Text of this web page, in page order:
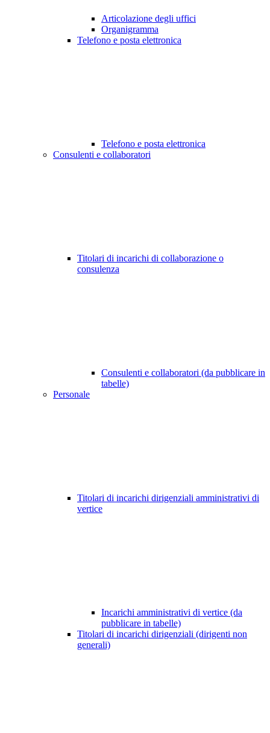
Articolazione degli uffici
Organigramma
Telefono e posta elettronica
Telefono e posta elettronica
Consulenti e collaboratori
Titolari di incarichi di collaborazione o
consulenza
Consulenti e collaboratori (da pubblicare in
tabelle)
Personale
Titolari di incarichi dirigenziali amministrativi di
vertice
Incarichi amministrativi di vertice (da
pubblicare in tabelle)
Titolari di incarichi dirigenziali (dirigenti non
generali)